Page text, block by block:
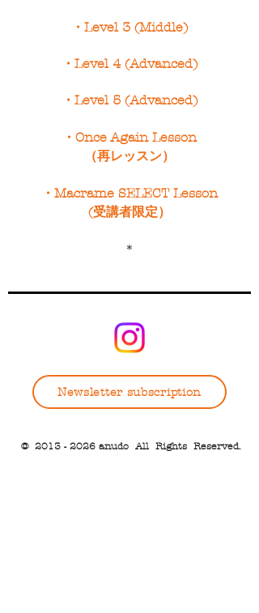
・ Level 3 (Middle)
・ Level 4 (Advanced)
・ Level 5 (Advanced)
・ Once Again Lesson
（再レッスン）
・ Macrame SELECT Lesson
(受講者限定）
＊
Newsletter subscription
© 2013 - 2026 anudo All Rights Reserved.